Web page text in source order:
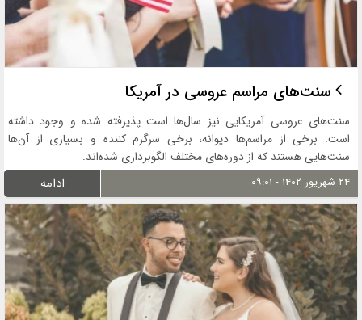
سنت‌های مراسم عروسی در آمریکا
سنت‌های عروسی آمریکایی نیز سال‌ها است پذیرفته شده و وجود داشته
است. برخی از مراسم‌ها دیوانه، برخی سرگرم کننده و بسیاری از آن‌ها
سنت‌هایی هستند که از دوره‌های مختلف الگوبرداری شده‌اند.
۲۴ شهریور ۱۴۰۲ - ۰۹:۰۱ ادامه